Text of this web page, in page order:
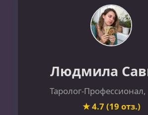
Людмила
Таролог-Профессионал,
★ 4.7 (19 отз.)